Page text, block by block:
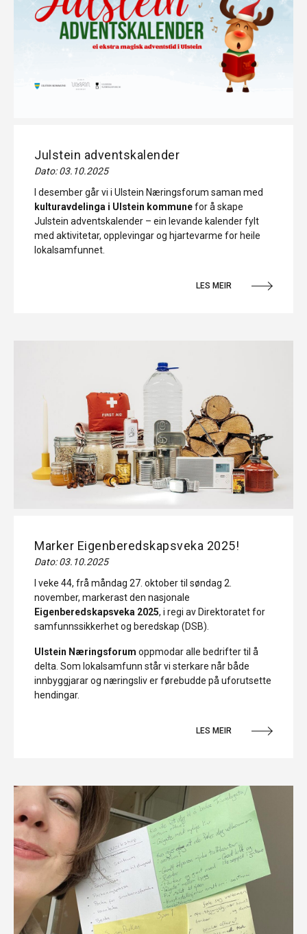
Julstein adventskalender
Dato: 03.10.2025
I desember går vi i Ulstein Næringsforum saman med
kulturavdelinga i Ulstein kommunefor å skape
Julstein adventskalender – ein levande kalender fylt
med aktivitetar, opplevingar og hjartevarme for heile
lokalsamfunnet.
LES MEIR
Marker Eigenberedskapsveka 2025!
Dato: 03.10.2025
I veke 44, frå måndag 27. oktober til søndag 2.
november, markerast den nasjonale
Eigenberedskapsveka 2025, i regi av Direktoratet for
samfunnssikkerhet og beredskap (DSB).
Ulstein Næringsforum oppmodar alle bedrifter til å
delta. Som lokalsamfunn står vi sterkare når både
innbyggjarar og næringsliv er førebudde på uforutsette
hendingar.
LES MEIR